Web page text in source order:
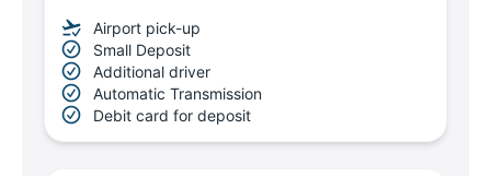
Airport pick-up
Small Deposit
Additional driver
Automatic Transmission
Debit card for deposit